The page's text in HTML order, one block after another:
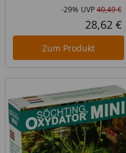
-29% UVP40,49 €
28,62 €
Zum Produkt